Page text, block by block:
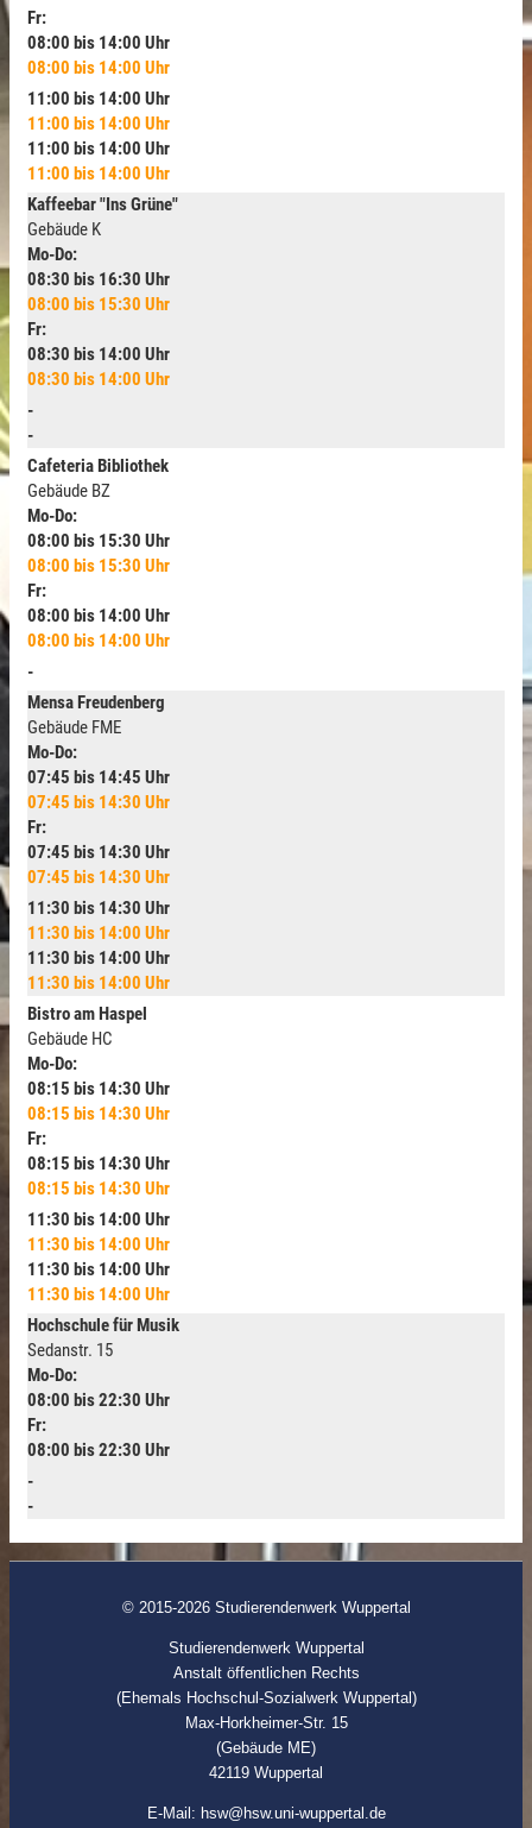
Fr:
08:00 bis 14:00 Uhr
08:00 bis 14:00 Uhr
11:00 bis 14:00 Uhr
11:00 bis 14:00 Uhr
11:00 bis 14:00 Uhr
11:00 bis 14:00 Uhr
Kaffeebar "Ins Grüne"
Gebäude K
Mo-Do:
08:30 bis 16:30 Uhr
08:00 bis 15:30 Uhr
Fr:
08:30 bis 14:00 Uhr
08:30 bis 14:00 Uhr
-
-
Cafeteria Bibliothek
Gebäude BZ
Mo-Do:
08:00 bis 15:30 Uhr
08:00 bis 15:30 Uhr
Fr:
08:00 bis 14:00 Uhr
08:00 bis 14:00 Uhr
-
Mensa Freudenberg
Gebäude FME
Mo-Do:
07:45 bis 14:45 Uhr
07:45 bis 14:30 Uhr
Fr:
07:45 bis 14:30 Uhr
07:45 bis 14:30 Uhr
11:30 bis 14:30 Uhr
11:30 bis 14:00 Uhr
11:30 bis 14:00 Uhr
11:30 bis 14:00 Uhr
Bistro am Haspel
Gebäude HC
Mo-Do:
08:15 bis 14:30 Uhr
08:15 bis 14:30 Uhr
Fr:
08:15 bis 14:30 Uhr
08:15 bis 14:30 Uhr
11:30 bis 14:00 Uhr
11:30 bis 14:00 Uhr
11:30 bis 14:00 Uhr
11:30 bis 14:00 Uhr
Hochschule für Musik
Sedanstr. 15
Mo-Do:
08:00 bis 22:30 Uhr
Fr:
08:00 bis 22:30 Uhr
-
-
© 2015-2026 Studierendenwerk Wuppertal
Studierendenwerk Wuppertal
Anstalt öffentlichen Rechts
(Ehemals Hochschul-Sozialwerk Wuppertal)
Max-Horkheimer-Str. 15
(Gebäude ME)
42119 Wuppertal
E-Mail: hsw@hsw.uni-wuppertal.de